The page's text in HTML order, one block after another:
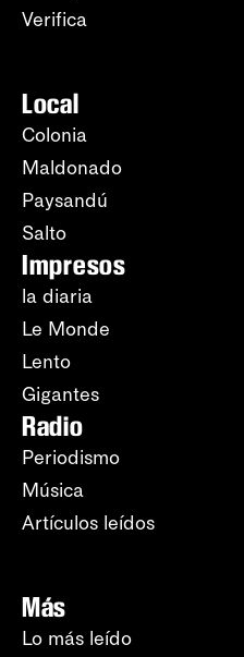
Verifica
Local
Colonia
Maldonado
Paysandú
Salto
Impresos
la diaria
Le Monde
Lento
Gigantes
Radio
Periodismo
Música
Artículos leídos
Más
Lo más leído